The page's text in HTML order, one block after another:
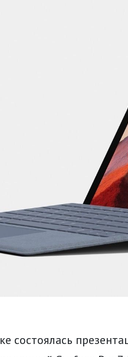
состоялась